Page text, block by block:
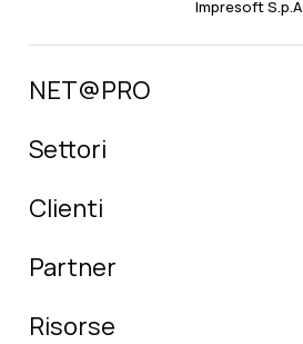
Impresoft S.p.A
NET@PRO
Settori
Clienti
Partner
Risorse